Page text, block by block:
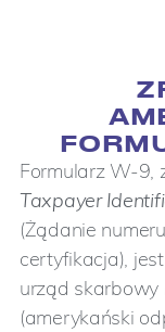
Formularz W-9,
Taxpayer
(Żądanie
certyfikacja),
urząd skarbowy
(amerykański